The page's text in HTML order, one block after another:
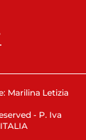
Marilina Letizia
- P. Iva